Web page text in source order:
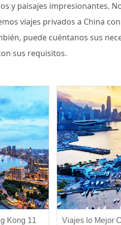
Kong 11 Viajes lo Mejor
y paisajes impresionantes.
viajes privados a China
puede cuéntanos sus
sus requisitos.